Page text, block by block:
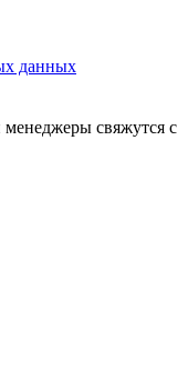
данных
свяжутся с